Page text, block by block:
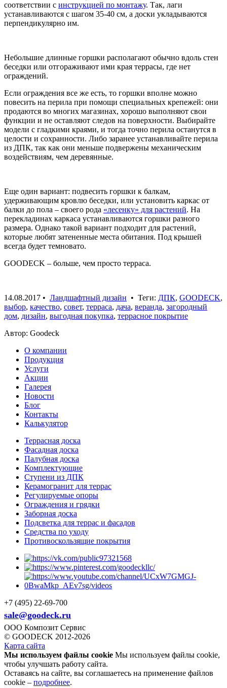
соответствии с инструкцией по монтажу. Так, лаги
устанавливаются с шагом 35-40 см, а доски укладываются
перпендикулярно им.
Небольшие длинные горшки располагают обычно вдоль стен
беседки или отгораживают ими края террасы, где нет
ограждений.
Если ограждения все же есть, то горшки вполне можно
повесить на перила при помощи специальных крепежей: они
продаются во многих магазинах, хорошо выполняют свои
функции и не оставляют следов на поверхности. Выбирайте
модели с гладкими краями, и тогда точно перила останутся в
целости и сохранности. Либо заранее устанавливайте перила
из ДПК, так как они меньше подвержены механическим
воздействиям, чем деревянные.
Еще один вариант: подвесить горшки к балкам,
удерживающим кровлю беседки, или установить каркас от
балки до пола – своего рода «лесенку» для растений. На
перекладинах каркаса устанавливаются горшки разного
размера. Однако такой вариант подходит для растений,
которые любят затененные места обитания. Под крышей
всегда будет темновато.
GOODECK – больше, чем просто терраса.
14.08.2017 • Ландшафтный дизайн • Теги: ДПК, GOODECK,
выбор, качество, совет, терраса, дача, веранда, загородный
дом, дизайн, выгодная покупка, террасное покрытие
Автор: Goodeck
О компании
Продукция
Услуги
Акции
Галерея
Новости
Блог
Контакты
Калькулятор
Террасная доска
Фасадная доска
Палубная доска
Комплектующие
Ступени из ДПК
Керамогранит для террас
Регулируемые опоры
Ограждения и грядки
Заборная доска
Подсветка для террас и фасадов
Средства по уходу
Противоскользящие покрытия
+7 (495) 22-69-700
sale@goodeck.ru
ООО Композит Сервис
© GOODECK 2012-2026
Карта сайта
Мы используем файлы cookie Мы используем файлы cookie,
чтобы улучшать работу сайта.
Оставаясь на сайте, вы соглашаетесь на применение файлов
cookie – подробнее.